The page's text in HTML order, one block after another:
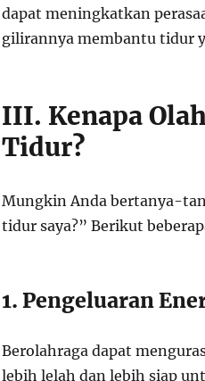
dapat meningkatkan
gilirannya membantu tidur
III. Kenapa
Tidur?
Mungkin Anda bertanya-
tidur saya?” Berikut
1. Pengeluaran
Berolahraga dapat
lebih lelah dan lebih siap